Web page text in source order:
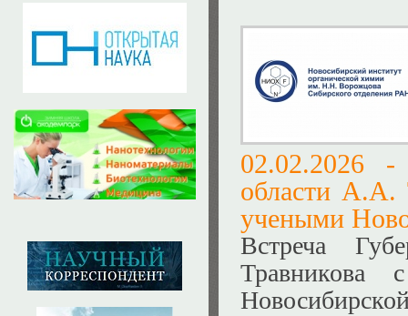
02.02.2026
области А.А.
учеными
Встреча
Травникова